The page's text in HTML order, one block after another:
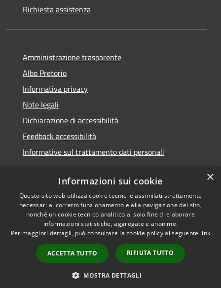
Richiesta assistenza
Amministrazione trasparente
Albo Pretorio
Informativa privacy
Note legali
Dichiarazione di accessibilità
Feedback accessibilità
Informative sul trattamento dati personali
RSS
Accessibilità
Cookie
Mappa del sito
Informativa trattamento
Copyright © 2026 • Comune di
Pioltello • Powered by
Municipium•Accesso
redazione
×
Informazioni sui cookie
Questo sito web utilizza cookie tecnici e assimilati strettamente
necessari al corretto funzionamento e alla navigazione del sito,
nonché un cookie tecnico analitico al solo fine di elaborare
informazioni statistiche, aggregate e anonime.
Per maggiori dettagli, può consultare la cookie policy al seguente link
ACCETTA TUTTO RIFIUTA TUTTO
MOSTRA DETTAGLI